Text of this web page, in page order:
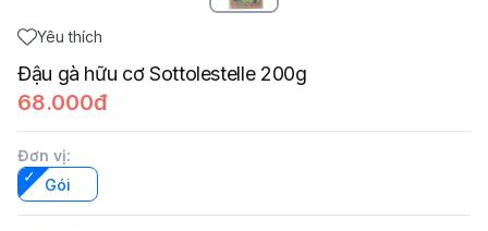
Yêu thích
Đậu gà hữu cơ Sottolestelle 200g
68.000đ
Đơn vị:
Gói